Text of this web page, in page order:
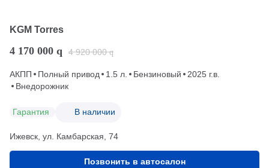
KGM Torres
4 170 000 q 4 920 000 q
АКПП Полный привод 1.5 л. Бензиновый
2025 г.в.
Внедорожник
Гарантия В наличии
Ижевск, ул. Камбарская, 74
Позвонить в автосалон